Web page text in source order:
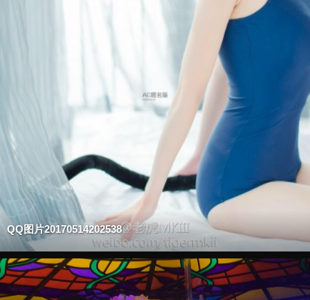
QQ图片20170514202538